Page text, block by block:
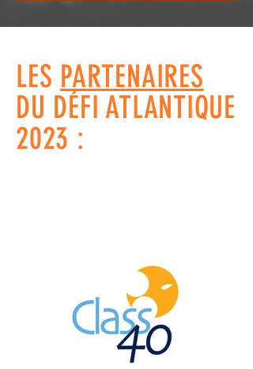
LES PARTENAIRES
DU DÉFI ATLANTIQUE
2023 :